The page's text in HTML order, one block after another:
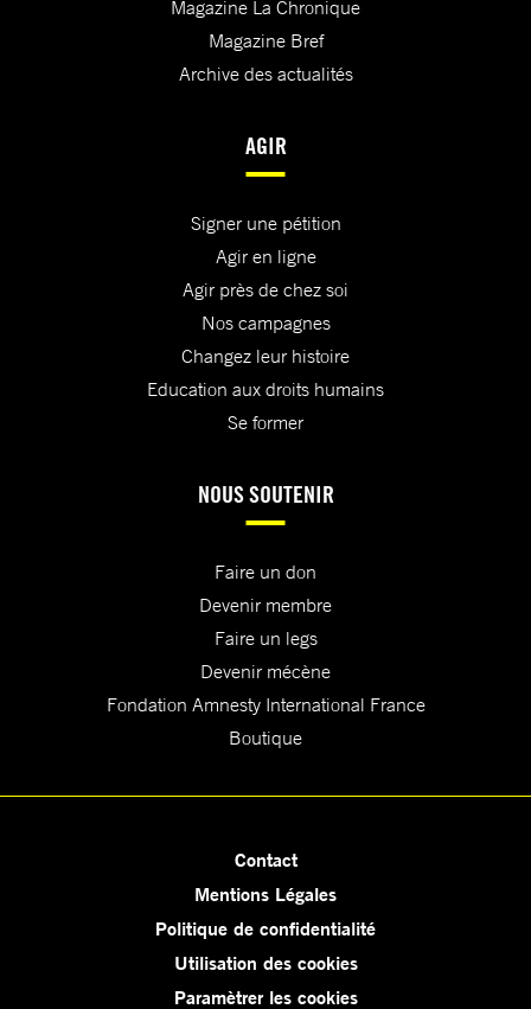
Magazine La Chronique
Magazine Bref
Archive des actualités
AGIR
Signer une pétition
Agir en ligne
Agir près de chez soi
Nos campagnes
Changez leur histoire
Education aux droits humains
Se former
NOUS SOUTENIR
Faire un don
Devenir membre
Faire un legs
Devenir mécène
Fondation Amnesty International France
Boutique
Contact
Mentions Légales
Politique de confidentialité
Utilisation des cookies
Paramètrer les cookies